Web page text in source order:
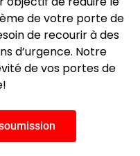
de votre porte de
de recourir à des
d’urgence. Notre
de vos portes de